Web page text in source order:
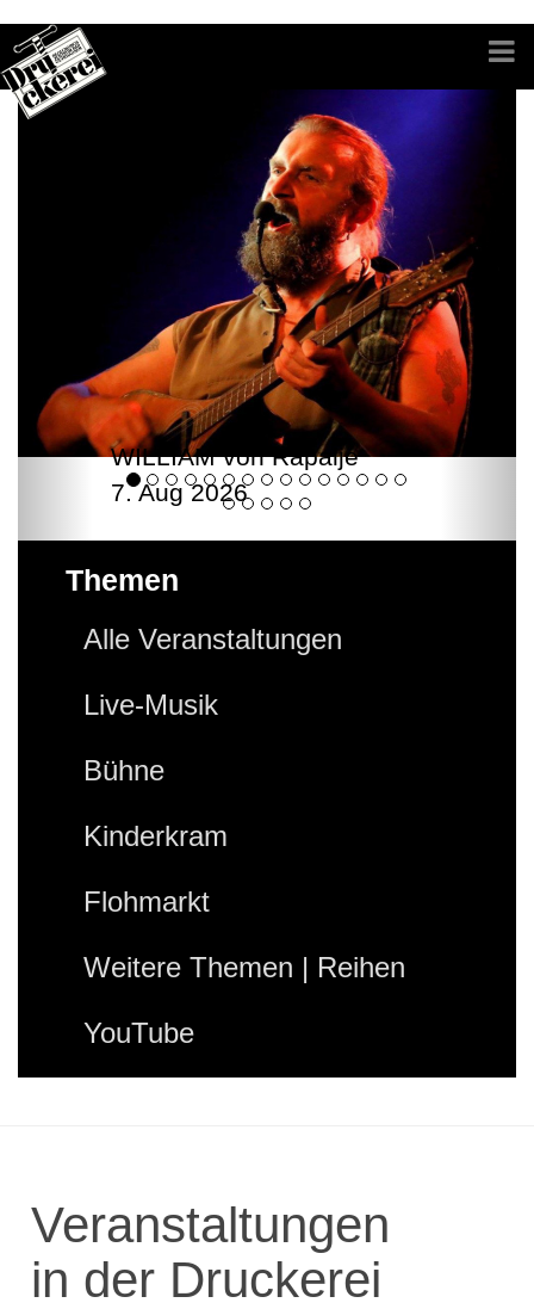
WILLIAM von Rapalje
7. Aug 2026
Themen
Alle Veranstaltungen
Live-Musik
Bühne
Kinderkram
Flohmarkt
Weitere Themen | Reihen
YouTube
Veranstaltungen
in der Druckerei